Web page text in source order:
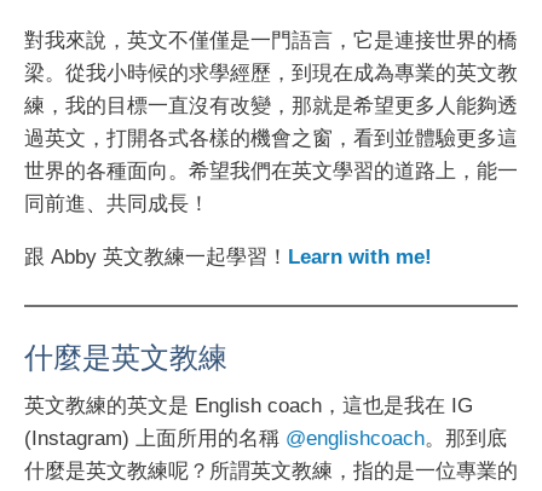
對我來說，英文不僅僅是一門語言，它是連接世界的橋
梁。從我小時候的求學經歷，到現在成為專業的英文教
練，我的目標一直沒有改變，那就是希望更多人能夠透
過英文，打開各式各樣的機會之窗，看到並體驗更多這
世界的各種面向。希望我們在英文學習的道路上，能一
同前進、共同成長！
跟 Abby 英文教練一起學習！ Learn with me!
什麼是英文教練
英文教練的英文是 English coach，這也是我在 IG
(Instagram) 上面所用的名稱 @englishcoach。那到底
什麼是英文教練呢？所謂英文教練，指的是一位專業的